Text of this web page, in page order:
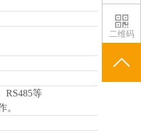
RS485等
。
二维码